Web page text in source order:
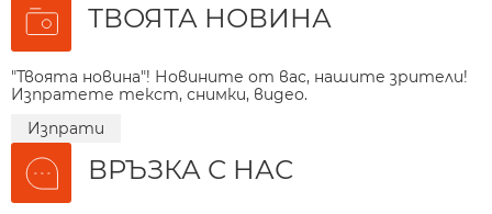
ТВОЯТА НОВИНА
"Твоята новина"! Новините от вас, нашите зрители!
Изпратете текст, снимки, видео.
Изпрати
ВРЪЗКА С НАС